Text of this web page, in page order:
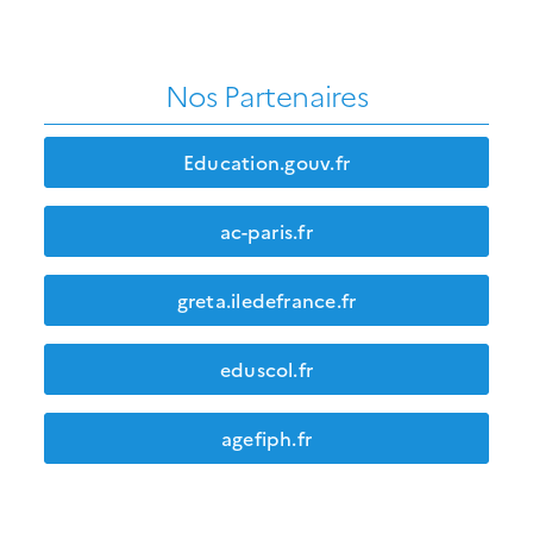
Nos Partenaires
Education.gouv.fr
ac-paris.fr
greta.iledefrance.fr
eduscol.fr
agefiph.fr